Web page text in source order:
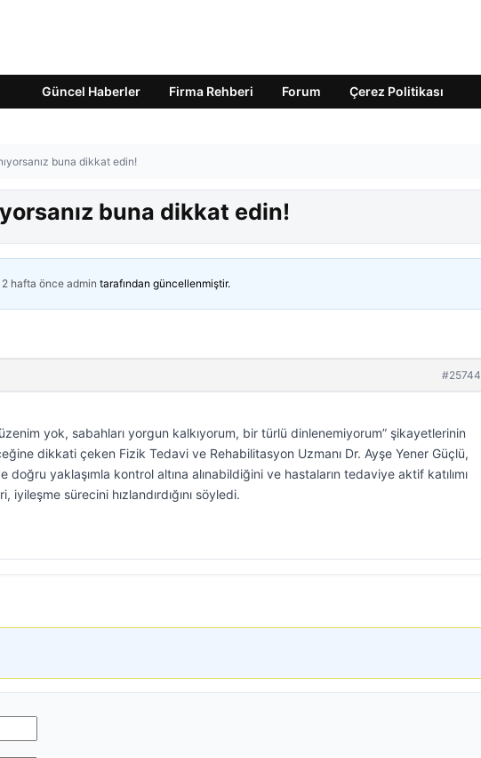
Güncel Haberler Firma Rehberi Forum Çerez Politikası
buna dikkat edin!
buna dikkat edin!
2 hafta önceadmin tarafından güncellenmiştir.
#25744
yok, sabahları yorgun kalkıyorum, bir türlü dinlenemiyorum” şikayetlerinin
dikkati çeken Fizik Tedavi ve Rehabilitasyon Uzmanı Dr. Ayşe Yener Güçlü,
doğru yaklaşımla kontrol altına alınabildiğini ve hastaların tedaviye aktif katılımı
iyileşme sürecini hızlandırdığını söyledi.